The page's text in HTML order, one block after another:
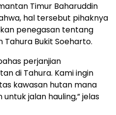
Timur Baharuddin
hal tersebut pihaknya
penegasan tentang
Bukit Soeharto.
perjanjian
di Tahura. Kami ingin
kawasan hutan mana
jalan hauling,” jelas